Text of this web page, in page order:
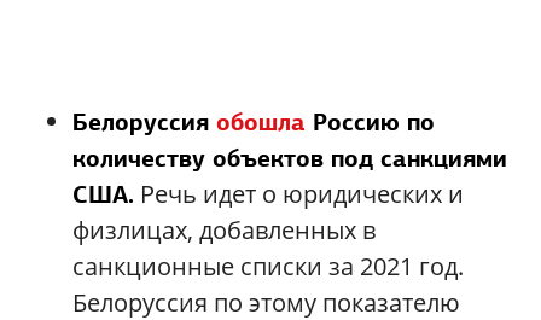
Белоруссия обошла Россию по
количеству объектов под санкциями
США. Речь идет о юридических и
физлицах, добавленных в
санкционные списки за 2021 год.
Белоруссия по этому показателю